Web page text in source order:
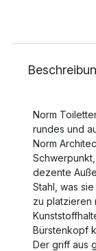
Norm
rundes und
Norm
dezente
Stahl, was
zu platzieren
Bürstenkopf
Der griff aus